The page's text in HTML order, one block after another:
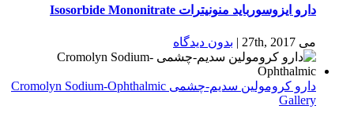
دارو ایزوسورباید منونیترات Isosorbide Mononitrate
می 27th, 2017 | بدون ديدگاه
دارو كرومولين سدیم-چشمی Cromolyn Sodium-Ophthalmic
Gallery